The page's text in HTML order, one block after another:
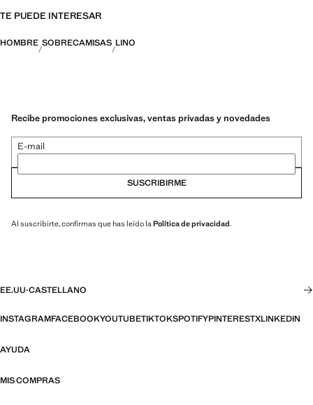
TE PUEDE INTERESAR
HOMBRE SOBRECAMISAS LINO
Recibe promociones exclusivas, ventas privadas y novedades
E-mail
SUSCRIBIRME
Al suscribirte, confirmas que has leído laPolítica de privacidad.
EE.UU·CASTELLANO
INSTAGRAMFACEBOOKYOUTUBETIKTOKSPOTIFYPINTERESTXLINKEDIN
AYUDA
MIS COMPRAS